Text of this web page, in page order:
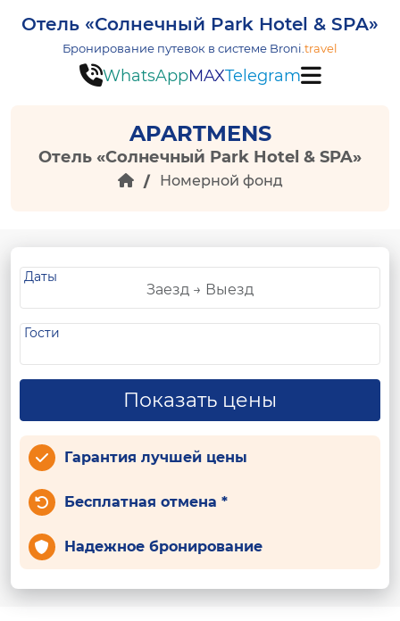
Отель «Солнечный Park Hotel & SPA»
Бронирование путевок в системе Broni. travel
WhatsAppMAXTelegram
APARTMENS
Отель «Солнечный Park Hotel & SPA»
Номерной фонд
Даты
Гости
Показать цены
Гарантия лучшей цены
Бесплатная отмена *
Надежное бронирование